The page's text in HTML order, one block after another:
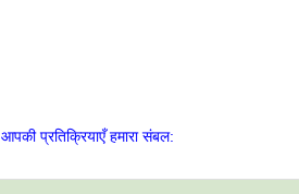
आपकी प्रतिक्रियाएँ हमारा संबल: